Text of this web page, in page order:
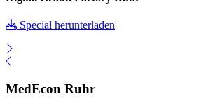
Special herunterladen
MedEcon Ruhr